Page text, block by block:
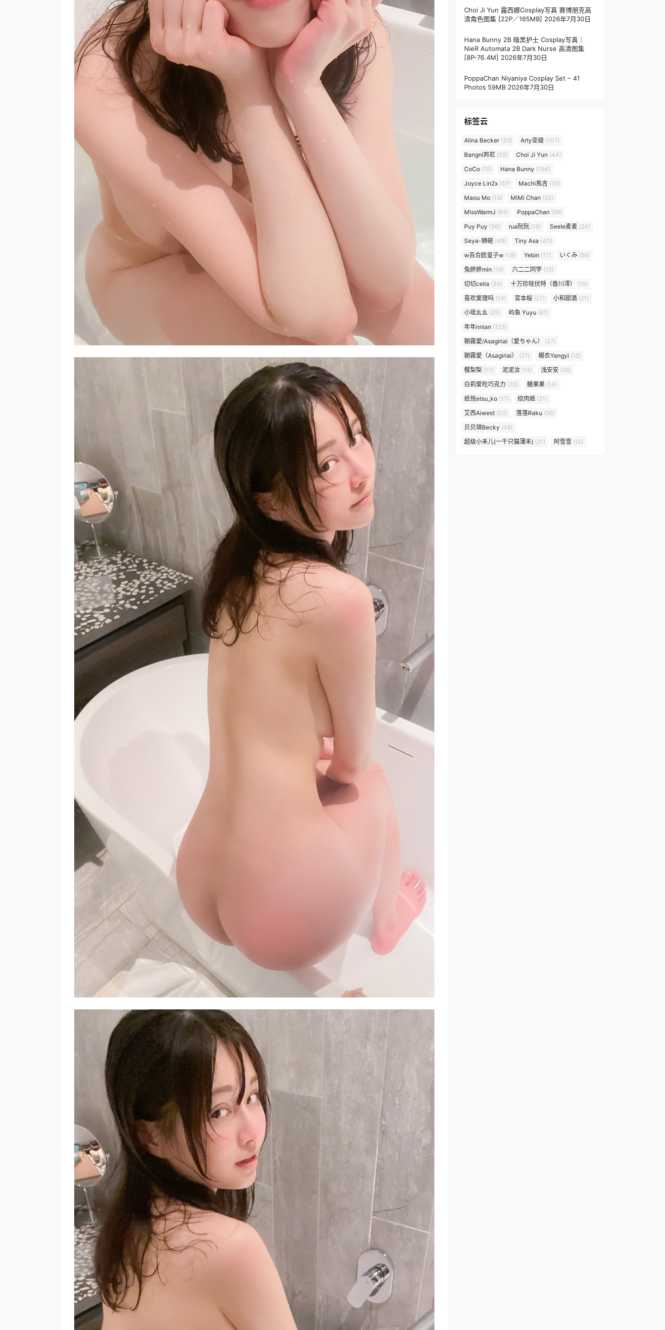
Choi Ji Yun 露西娜Cosplay写真 赛博朋克高
清角色图集 [22P／165MB] 2026年7月30日
Hana Bunny 2B 暗黑护士 Cosplay写真｜
NieR Automata 2B Dark Nurse 高清图集
[8P-76.4M] 2026年7月30日
PoppaChan Niyaniya Cosplay Set – 41
Photos 59MB 2026年7月30日
标签云
Alina Becker(35) Arty亚缇 (107)
Bangni邦尼 (55) Choi Ji Yun (44)
CoCo (15) Hana Bunny (194)
Joyce Lin2x (57) Machi馬吉 (15)
Maou Mo (15) MiMi Chan (20)
MissWarmJ (64) PoppaChan (99)
Puy Puy (36) rua阮阮 (18) Seele麦麦 (24)
Seya-狮砸 (48) Tiny Asa (40)
w百合欧皇子w (18) Yebin (17) いくみ (56)
兔胖胖min (19) 六二二同学 (15)
切切celia (36) 十万珍吱伏特（香川澪）
(15)
喜欢爱理吗 (14) 宮本桜 (27) 小和甜酒 (21)
小瑶幺幺 (25) 屿鱼 Yuyu (61)
年年nnian (125)
朝霧愛/Asagiriai（愛ちゃん）
(27)
朝霧愛（Asagiriai）
(27) 楊衣Yangyi (15)
樱梨梨 (17) 泥泥汝 (14) 浅安安 (26)
白莉爱吃巧克力 (20) 糖果果 (14)
纸悦etsu_ko (17) 绞肉姬 (21)
艾西Aiwest (23) 落落Raku (56)
贝贝琪Becky (48)
超级小禾儿(一千只猫薄禾) (21) 阿雪雪 (15)